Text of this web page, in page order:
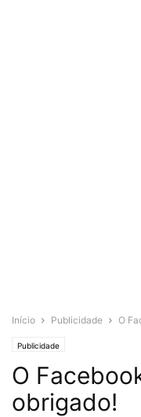
Início Publicidade O
Publicidade
O
obrigado!